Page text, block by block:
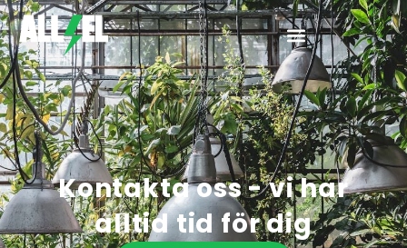
Kontakta oss - vi har
alltid tid för dig